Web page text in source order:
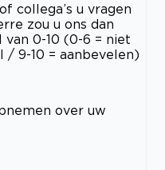
collega’s u vragen
zou u ons dan
van 0-10 (0-6 = niet
/ 9-10 = aanbevelen)
over uw